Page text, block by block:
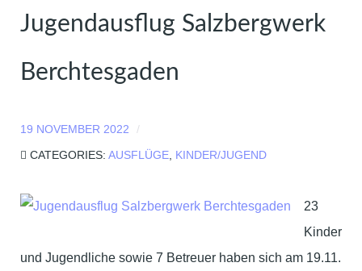
Jugendausflug Salzbergwerk
Berchtesgaden
19 NOVEMBER 2022
CATEGORIES: AUSFLÜGE KINDER/JUGEND
23
Kinder
und Jugendliche sowie 7 Betreuer haben sich am 19.11.